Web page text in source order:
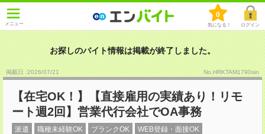
メニュー
0
気になる！ ログイン
お探しのバイト情報は掲載が終了しました。
掲載日 :2026/07/21 No.HRKTAM1790sin
【在宅OK！】【直接雇用の実績あり！リモ
ート週2回】営業代行会社でOA事務
派遣 職種未経験OK ブランクOK WEB登録・面接OK